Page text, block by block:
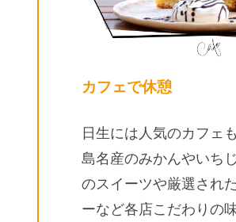
カフェで休憩
日生には人気のカフェ
島名産のみかんやいち
のスイーツや厳選され
ーなど各店こだわりの